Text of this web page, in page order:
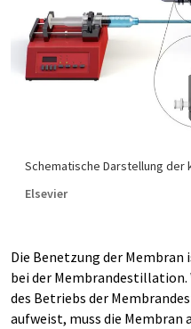
Schematische Darstellung der
Elsevier
Die Benetzung der
bei der Membrandestillation.
des Betriebs der
aufweist, muss die Membran